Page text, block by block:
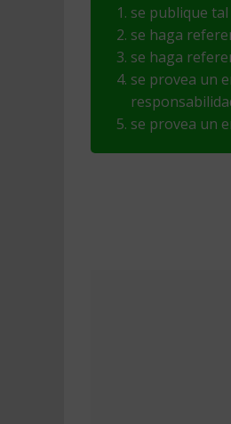
se publique
se haga
se haga
se provea un
se provea un